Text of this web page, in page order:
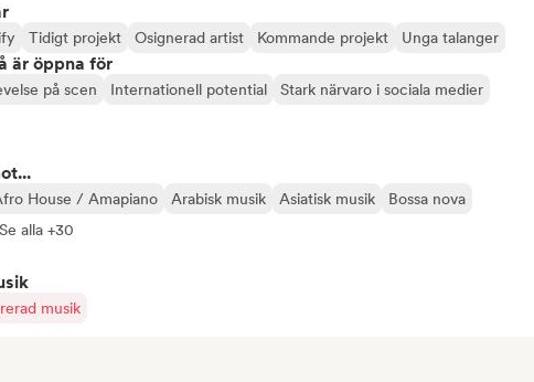
Tidigt projekt Osignerad artist Kommande projekt Unga talanger
är öppna för
på scen Internationell potential
Stark närvaro i sociala medier
House / Amapiano Arabisk musik Asiatisk musik
Bossa nova
Se alla +30
musik